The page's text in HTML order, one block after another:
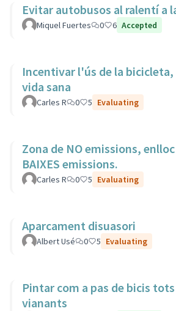
Evitar autobusos al ralentí a
Miquel Fuertes 0 6 Accepted
Incentivar l'ús de la
vida sana
Carles R 0 5 Evaluating
Zona de NO emissions,
BAIXES emissions.
Carles R 0 5 Evaluating
Aparcament disuasori
Albert Usé 0 5 Evaluating
Pintar com a pas de bicis
vianants